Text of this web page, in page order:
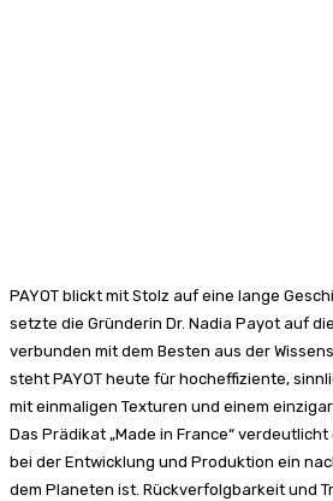
PAYOT blickt mit Stolz auf eine lange
setzte die Gründerin Dr. Nadia Payot auf
verbunden mit dem Besten aus der
steht PAYOT heute für hocheffiziente,
mit einmaligen Texturen und einem
Das Prädikat „Made in France“ verdeutlicht
bei der Entwicklung und Produktion ein
dem Planeten ist. Rückverfolgbarkeit und